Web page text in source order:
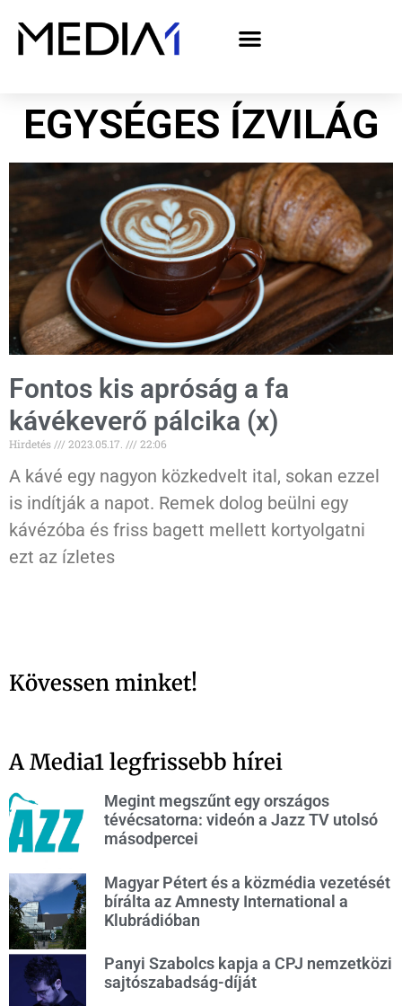
EGYSÉGES ÍZVILÁG
Fontos kis apróság a fa
kávékeverő pálcika (x)
Hirdetés 2023.05.17. 22:06
A kávé egy nagyon közkedvelt ital, sokan ezzel
is indítják a napot. Remek dolog beülni egy
kávézóba és friss bagett mellett kortyolgatni
ezt az ízletes
Kövessen minket!
A Media1 legfrissebb hírei
Megint megszűnt egy országos
tévécsatorna: videón a Jazz TV utolsó
másodpercei
Magyar Pétert és a közmédia vezetését
bírálta az Amnesty International a
Klubrádióban
Panyi Szabolcs kapja a CPJ nemzetközi
sajtószabadság-díját